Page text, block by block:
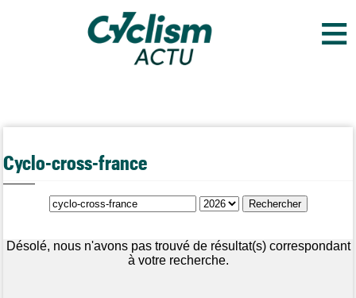
≡
Cyclo-cross-france
Désolé, nous n'avons pas trouvé de résultat(s) correspondant
à votre recherche.